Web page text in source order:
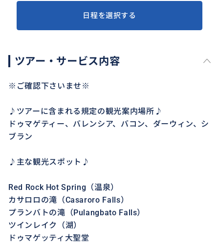
日程を選択する
ツアー・サービス内容
※ご確認下さいませ※
♪ツアーに含まれる規定の観光案内場所♪
ドゥマゲティー、バレンシア、バコン、ダーウィン、シ
ブラン
♪主な観光スポット♪
Red Rock Hot Spring（温泉）
カサロロの滝（Casaroro Falls）
プランバトの滝（Pulangbato Falls）
ツインレイク（湖）
ドゥマゲッティ大聖堂